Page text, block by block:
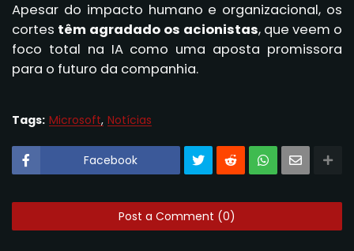
Apesar do impacto humano e organizacional, os
cortes têm agradado os acionistas, que veem o
foco total na IA como uma aposta promissora
para o futuro da companhia.
Tags: Microsoft Notícias
Facebook
Post a Comment (0)